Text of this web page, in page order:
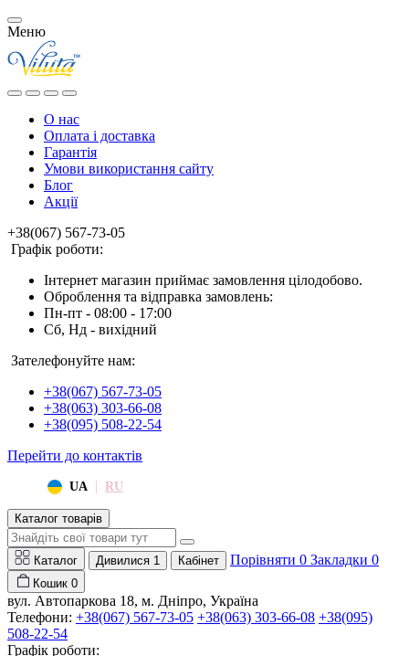
Меню
О нас
Оплата і доставка
Гарантія
Умови використання сайту
Блог
Акції
+38(067) 567-73-05
Графік роботи:
Інтернет магазин приймає замовлення цілодобово.
Оброблення та відправка замовлень:
Пн-пт - 08:00 - 17:00
Сб, Нд - вихідний
Зателефонуйте нам:
+38(067) 567-73-05
+38(063) 303-66-08
+38(095) 508-22-54
Перейти до контактів
UA | RU
Каталог товарів
Каталог Дивилися 1 Кабінет Порівняти 0 Закладки 0
Кошик 0
вул. Автопаркова 18, м. Дніпро, Україна
Телефони: +38(067) 567-73-05 +38(063) 303-66-08 +38(095)
508-22-54
Графік роботи: